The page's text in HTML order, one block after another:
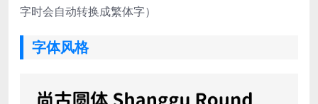
字时会自动转换成繁体字）
字体风格